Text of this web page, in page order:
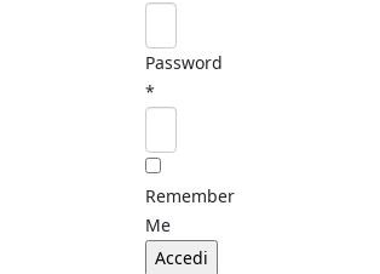
Password
*
Remember
Me